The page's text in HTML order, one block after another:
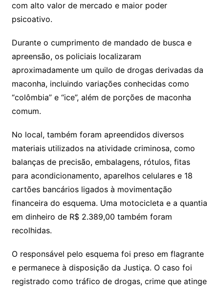
com alto valor de mercado e maior poder
psicoativo.
Durante o cumprimento de mandado de busca e
apreensão, os policiais localizaram
aproximadamente um quilo de drogas derivadas da
maconha, incluindo variações conhecidas como
“colômbia” e “ice”, além de porções de maconha
comum.
No local, também foram apreendidos diversos
materiais utilizados na atividade criminosa, como
balanças de precisão, embalagens, rótulos, fitas
para acondicionamento, aparelhos celulares e 18
cartões bancários ligados à movimentação
financeira do esquema. Uma motocicleta e a quantia
em dinheiro de R$ 2.389,00 também foram
recolhidas.
O responsável pelo esquema foi preso em flagrante
e permanece à disposição da Justiça. O caso foi
registrado como tráfico de drogas, crime que atinge